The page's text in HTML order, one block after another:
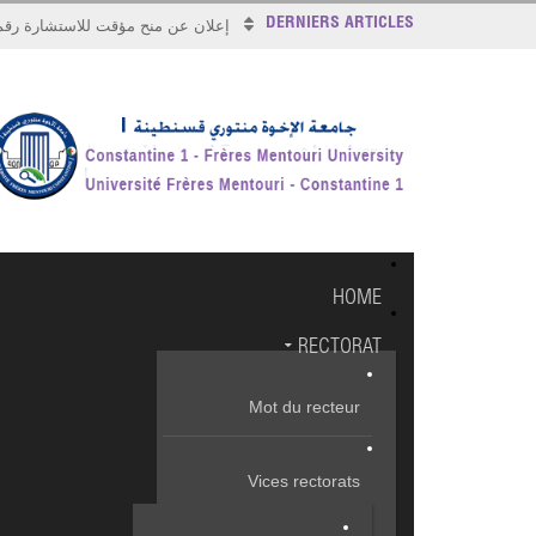
DERNIERS ARTICLES إعلان عن منح مؤقت للاستشارة رقم
HOME
RECTORAT
Mot du recteur
Vices rectorats